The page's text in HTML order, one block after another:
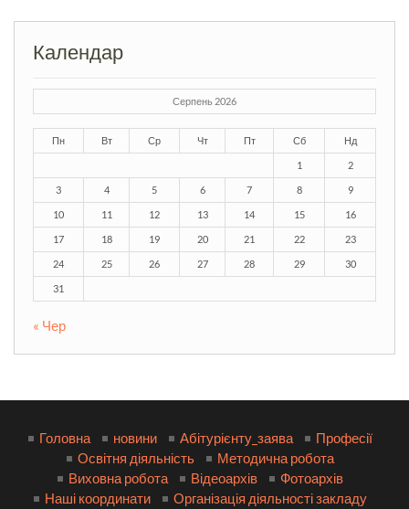
Календар
Серпень 2026
Пн Вт Ср Чт Пт Сб Нд
1 2
3 4 5 6 7 8 9
10 11 12 13 14 15 16
17 18 19 20 21 22 23
24 25 26 27 28 29 30
31
« Чер
Головна новини Абітурієнту_заява
Професії
Освітня діяльність
Методична робота
Виховна робота
Відеоархів
Фотоархів
Наші координати
Організація діяльності закладу